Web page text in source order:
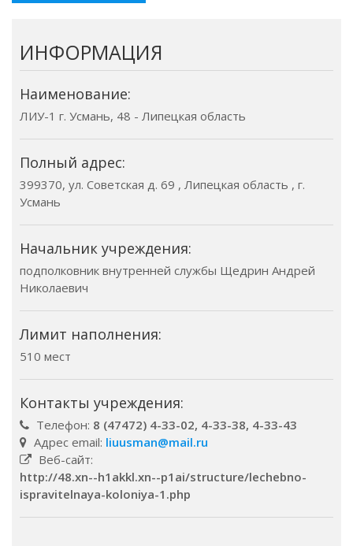
ИНФОРМАЦИЯ
Наименование:
ЛИУ-1 г. Усмань, 48 - Липецкая область
Полный адрес:
399370, ул. Советская д. 69 , Липецкая область , г.
Усмань
Начальник учреждения:
подполковник внутренней службы Щедрин Андрей
Николаевич
Лимит наполнения:
510 мест
Контакты учреждения:
Телефон: 8 (47472) 4-33-02, 4-33-38, 4-33-43
Адрес email: liuusman@mail.ru
Веб-сайт:
http://48.xn--h1akkl.xn--p1ai/structure/lechebno-
ispravitelnaya-koloniya-1.php